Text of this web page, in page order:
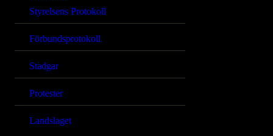
Styrelsens Protokoll
Förbundsprotokoll
Stadgar
Protester
Landslaget